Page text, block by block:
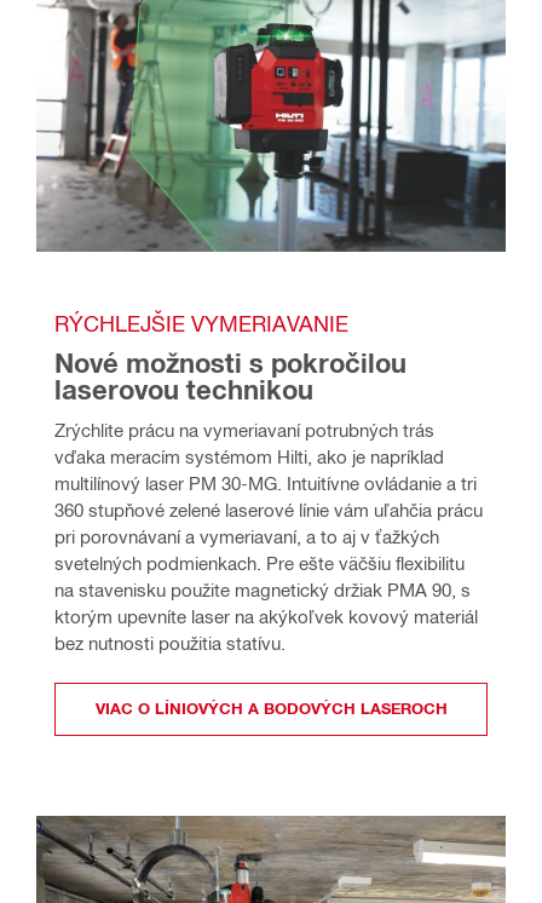
RÝCHLEJŠIE VYMERIAVANIE
Nové možnosti s pokročilou
laserovou technikou
Zrýchlite prácu na vymeriavaní potrubných trás
vďaka meracím systémom Hilti, ako je napríklad
multilínový laser PM 30-MG. Intuitívne ovládanie a tri
360 stupňové zelené laserové línie vám uľahčia prácu
pri porovnávaní a vymeriavaní, a to aj v ťažkých
svetelných podmienkach. Pre ešte väčšiu flexibilitu
na stavenisku použite magnetický držiak PMA 90, s
ktorým upevníte laser na akýkoľvek kovový materiál
bez nutnosti použitia statívu.
VIAC O LÍNIOVÝCH A BODOVÝCH LASEROCH